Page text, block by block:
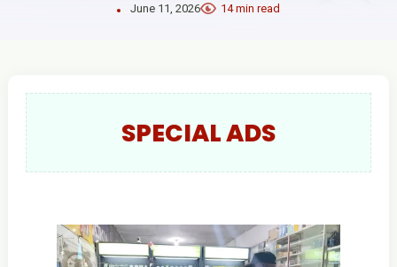
June 11, 2026 14 min read
SPECIAL ADS